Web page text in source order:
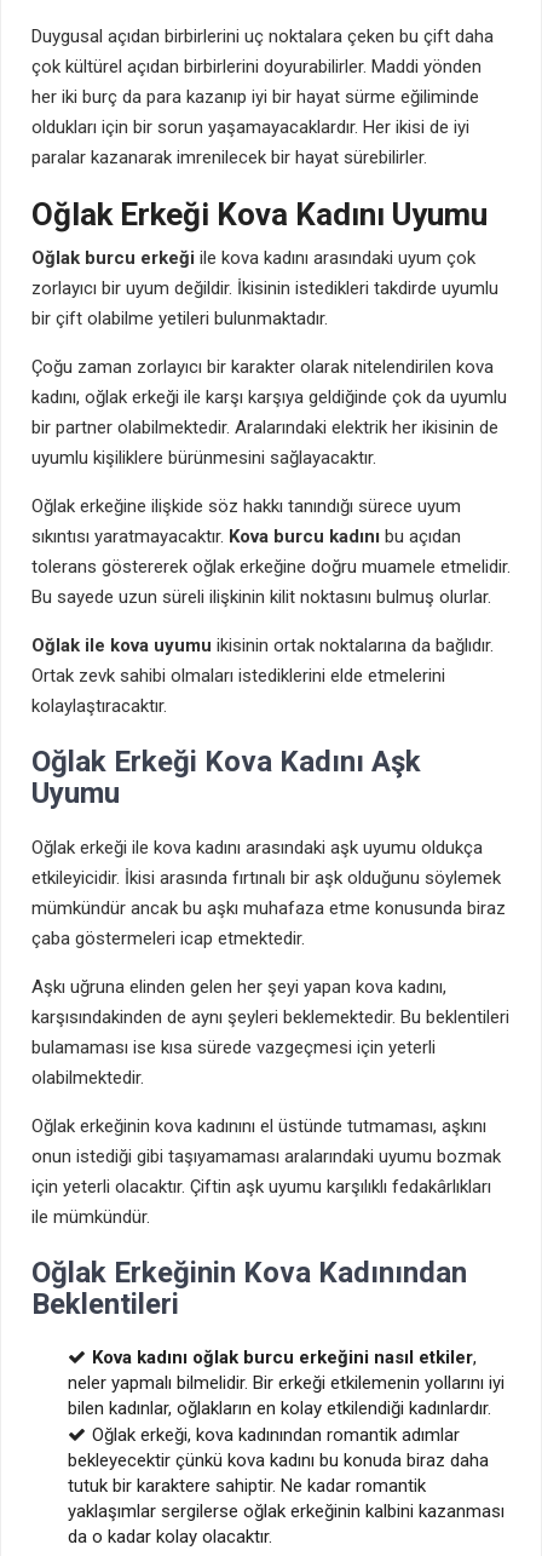
Duygusal açıdan birbirlerini uç noktalara çeken bu çift daha
çok kültürel açıdan birbirlerini doyurabilirler. Maddi yönden
her iki burç da para kazanıp iyi bir hayat sürme eğiliminde
oldukları için bir sorun yaşamayacaklardır. Her ikisi de iyi
paralar kazanarak imrenilecek bir hayat sürebilirler.
Oğlak Erkeği Kova Kadını Uyumu
Oğlak burcu erkeği ile kova kadını arasındaki uyum çok
zorlayıcı bir uyum değildir. İkisinin istedikleri takdirde uyumlu
bir çift olabilme yetileri bulunmaktadır.
Çoğu zaman zorlayıcı bir karakter olarak nitelendirilen kova
kadını, oğlak erkeği ile karşı karşıya geldiğinde çok da uyumlu
bir partner olabilmektedir. Aralarındaki elektrik her ikisinin de
uyumlu kişiliklere bürünmesini sağlayacaktır.
Oğlak erkeğine ilişkide söz hakkı tanındığı sürece uyum
sıkıntısı yaratmayacaktır. Kova burcu kadını bu açıdan
tolerans göstererek oğlak erkeğine doğru muamele etmelidir.
Bu sayede uzun süreli ilişkinin kilit noktasını bulmuş olurlar.
Oğlak ile kova uyumu ikisinin ortak noktalarına da bağlıdır.
Ortak zevk sahibi olmaları istediklerini elde etmelerini
kolaylaştıracaktır.
Oğlak Erkeği Kova Kadını Aşk
Uyumu
Oğlak erkeği ile kova kadını arasındaki aşk uyumu oldukça
etkileyicidir. İkisi arasında fırtınalı bir aşk olduğunu söylemek
mümkündür ancak bu aşkı muhafaza etme konusunda biraz
çaba göstermeleri icap etmektedir.
Aşkı uğruna elinden gelen her şeyi yapan kova kadını,
karşısındakinden de aynı şeyleri beklemektedir. Bu beklentileri
bulamaması ise kısa sürede vazgeçmesi için yeterli
olabilmektedir.
Oğlak erkeğinin kova kadınını el üstünde tutmaması, aşkını
onun istediği gibi taşıyamaması aralarındaki uyumu bozmak
için yeterli olacaktır. Çiftin aşk uyumu karşılıklı fedakârlıkları
ile mümkündür.
Oğlak Erkeğinin Kova Kadınından
Beklentileri
Kova kadını oğlak burcu erkeğini nasıl etkiler,
neler yapmalı bilmelidir. Bir erkeği etkilemenin yollarını iyi
bilen kadınlar, oğlakların en kolay etkilendiği kadınlardır.
Oğlak erkeği, kova kadınından romantik adımlar
bekleyecektir çünkü kova kadını bu konuda biraz daha
tutuk bir karaktere sahiptir. Ne kadar romantik
yaklaşımlar sergilerse oğlak erkeğinin kalbini kazanması
da o kadar kolay olacaktır.